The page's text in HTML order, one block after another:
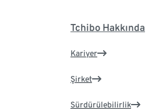
Tchibo Hakkında
Kariyer
Şirket
Sürdürülebilirlik